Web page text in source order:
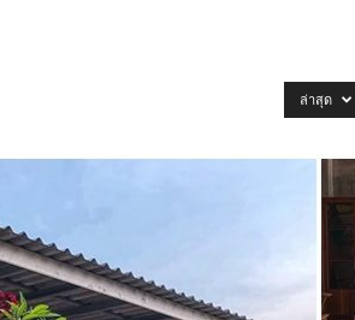
ล่าสุด